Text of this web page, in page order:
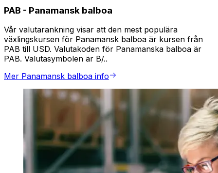
PAB - Panamansk balboa
Vår valutarankning visar att den mest populära
växlingskursen för Panamansk balboa är kursen från
PAB till USD. Valutakoden för Panamanska balboa är
PAB. Valutasymbolen är B/..
Mer Panamansk balboa info